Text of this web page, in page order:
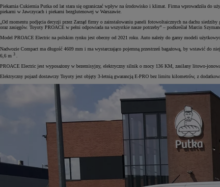
Piekarnia Cukiernia Putka od lat stara się ograniczać wpływ na środowisko i klimat. Firma wprowadziła do
piekarni w Jawczycach i piekarni bezglutenowej w Warszawie.
„Od momentu podjęcia decyzji przez Zarząd firmy o zainstalowaniu paneli fotowoltaicznych na dachu
oraz zasięgów. Toyoty PROACE w pełni odpowiada na wszystkie nasze potrzeby” – podkreślał Marcin
Model PROACE Electric na polskim rynku jest obecny od 2021 roku. Auto należy do gamy modeli
Nadwozie Compact ma długość 4609 mm i ma wystarczająco pojemną przestrzeń bagażową, by wstawić
6,6 m 3
PROACE Electric jest wyposażony w bezemisyjny, elektryczny silnik o mocy 136 KM, zasilany litowo-
Elektryczny pojazd dostawczy Toyoty jest objęty 3-letnią gwarancją E-PRO bez limitu kilometrów, z